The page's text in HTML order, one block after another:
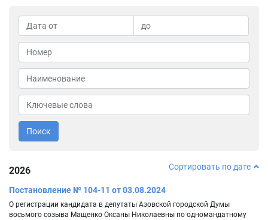
Поиск
2026 Сортировать по дате
Постановление № 104-11 от 03.08.2024
О регистрации кандидата в депутаты Азовской городской Думы
восьмого созыва Мащенко Оксаны Николаевны по одномандатному